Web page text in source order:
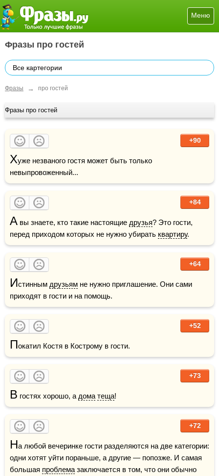
Меню
Фразы про гостей
Все картегории
Фразы → про гостей
Фразы про гостей
+90
Хуже незваного гостя может быть только
невыпровоженный...
+84
А вы знаете, кто такие настоящие друзья? Это гости,
перед приходом которых не нужно убирать квартиру.
+64
Истинным друзьям не нужно приглашение. Они сами
приходят в гости и на помощь.
+52
Покатил Костя в Кострому в гости.
+73
В гостях хорошо, а дома теща!
+72
На любой вечеринке гости разделяются на две категории:
одни хотят уйти пораньше, а другие — попозже. И самая
большая проблема